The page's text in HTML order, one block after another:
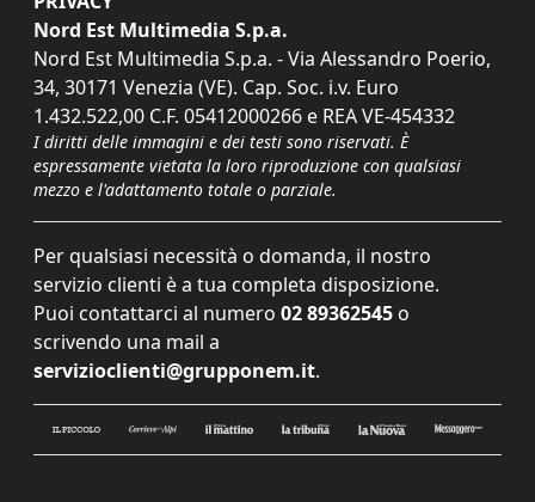
Nord Est Multimedia S.p.a.
Nord Est Multimedia S.p.a. - Via Alessandro Poerio,
34, 30171 Venezia (VE). Cap. Soc. i.v. Euro
1.432.522,00 C.F. 05412000266 e REA VE-454332
I diritti delle immagini e dei testi sono riservati. È
espressamente vietata la loro riproduzione con qualsiasi
mezzo e l'adattamento totale o parziale.
Per qualsiasi necessità o domanda, il nostro
servizio clienti è a tua completa disposizione.
Puoi contattarci al numero 02 89362545 o
scrivendo una mail a
servizioclienti@grupponem.it.